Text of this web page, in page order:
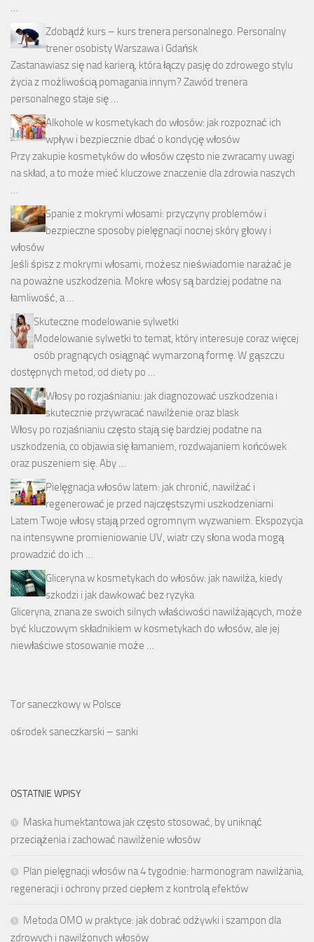
…
Zdobądź kurs – kurs trenera personalnego. Personalny
trener osobisty Warszawa i Gdańsk
Zastanawiasz się nad karierą, która łączy pasję do zdrowego stylu
życia z możliwością pomagania innym? Zawód trenera
personalnego staje się …
Alkohole w kosmetykach do włosów: jak rozpoznać ich
wpływ i bezpiecznie dbać o kondycję włosów
Przy zakupie kosmetyków do włosów często nie zwracamy uwagi
na skład, a to może mieć kluczowe znaczenie dla zdrowia naszych
…
Spanie z mokrymi włosami: przyczyny problemów i
bezpieczne sposoby pielęgnacji nocnej skóry głowy i
włosów
Jeśli śpisz z mokrymi włosami, możesz nieświadomie narażać je
na poważne uszkodzenia. Mokre włosy są bardziej podatne na
łamliwość, a …
Skuteczne modelowanie sylwetki
Modelowanie sylwetki to temat, który interesuje coraz więcej
osób pragnących osiągnąć wymarzoną formę. W gąszczu
dostępnych metod, od diety po …
Włosy po rozjaśnianiu: jak diagnozować uszkodzenia i
skutecznie przywracać nawilżenie oraz blask
Włosy po rozjaśnianiu często stają się bardziej podatne na
uszkodzenia, co objawia się łamaniem, rozdwajaniem końcówek
oraz puszeniem się. Aby …
Pielęgnacja włosów latem: jak chronić, nawilżać i
regenerować je przed najczęstszymi uszkodzeniami
Latem Twoje włosy stają przed ogromnym wyzwaniem. Ekspozycja
na intensywne promieniowanie UV, wiatr czy słona woda mogą
prowadzić do ich …
Gliceryna w kosmetykach do włosów: jak nawilża, kiedy
szkodzi i jak dawkować bez ryzyka
Gliceryna, znana ze swoich silnych właściwości nawilżających, może
być kluczowym składnikiem w kosmetykach do włosów, ale jej
niewłaściwe stosowanie może …
Tor saneczkowy w Polsce
ośrodek saneczkarski – sanki
OSTATNIE WPISY
Maska humektantowa jak często stosować, by uniknąć
przeciążenia i zachować nawilżenie włosów
Plan pielęgnacji włosów na 4 tygodnie: harmonogram nawilżania,
regeneracji i ochrony przed ciepłem z kontrolą efektów
Metoda OMO w praktyce: jak dobrać odżywki i szampon dla
zdrowych i nawilżonych włosów